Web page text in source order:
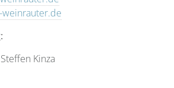
Kinza